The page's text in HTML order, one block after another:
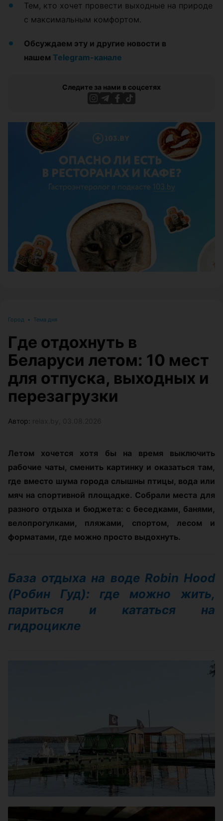
Тем, кто хочет провести выходные на природе
с максимальным комфортом.
Обсуждаем эту и другие новости в
нашем Telegram-канале
Следите за нами в соцсетях
Город • Тема дня
Где отдохнуть в
Беларуси летом: 10 мест
для отпуска, выходных и
перезагрузки
Автор:
Летом хочется хотя бы на время выключить
рабочие чаты, сменить картинку и оказаться там,
где вместо шума города слышны птицы, вода или
мяч на спортивной площадке. Собрали места для
разного отдыха и бюджета: с беседками, банями,
велопрогулками, пляжами, спортом, лесом и
форматами, где можно просто выдохнуть.
База отдыха на воде Robin Hood
(Робин Гуд): где можно жить,
париться и кататься на
гидроцикле